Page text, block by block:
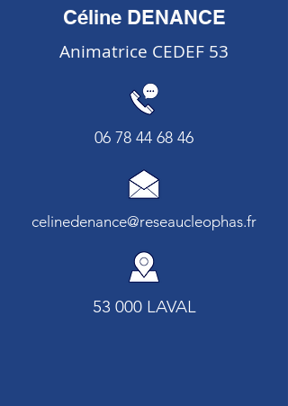
Céline DENANCE
Animatrice CEDEF 53
06 78 44 68 46
celinedenance@reseaucleophas.fr
53 000 LAVAL